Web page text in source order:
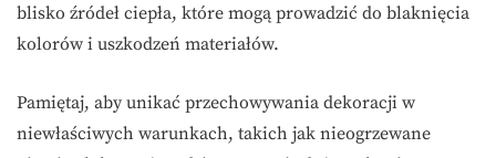
blisko źródeł ciepła, które mogą prowadzić do blaknięcia
kolorów i uszkodzeń materiałów.
Pamiętaj, aby unikać przechowywania dekoracji w
niewłaściwych warunkach, takich jak nieogrzewane